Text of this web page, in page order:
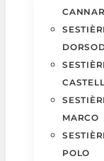
MARCO
POLO